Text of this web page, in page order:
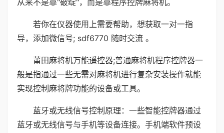
从来不是靠"破绽"，而是靠程序控牌麻将机。
若你在仪器使用上需要帮助，想获取一对一指
导，添加微信号; sdf6770 随时交流 。
莆田麻将机万能遥控器;普通麻将机程序控牌器一
般是指通过一些无需对麻将机进行复杂安装操作就能
实现控制麻将牌功能的设备或工具。
蓝牙或无线信号控制原理：一些智能控牌器通过
蓝牙或无线信号与手机等设备连接。手机端软件预设